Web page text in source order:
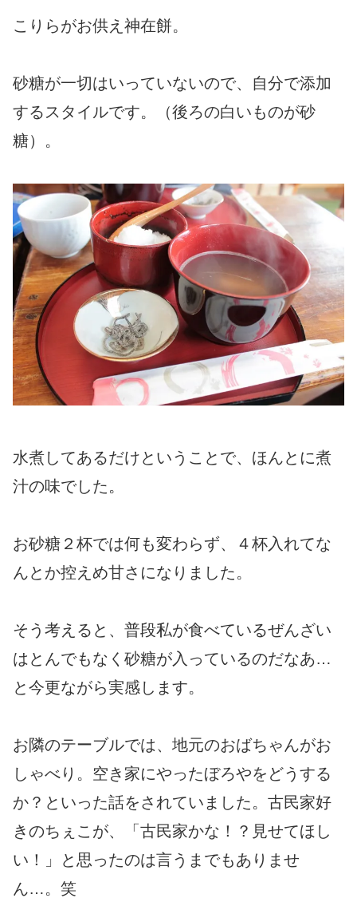
こりらがお供え神在餅。
砂糖が一切はいっていないので、自分で添加
するスタイルです。（後ろの白いものが砂
糖）。
水煮してあるだけということで、ほんとに煮
汁の味でした。
お砂糖２杯では何も変わらず、４杯入れてな
んとか控えめ甘さになりました。
そう考えると、普段私が食べているぜんざい
はとんでもなく砂糖が入っているのだなあ…
と今更ながら実感します。
お隣のテーブルでは、地元のおばちゃんがお
しゃべり。空き家にやったぼろやをどうする
か？といった話をされていました。古民家好
きのちぇこが、「古民家かな！？見せてほし
い！」と思ったのは言うまでもありませ
ん…。笑